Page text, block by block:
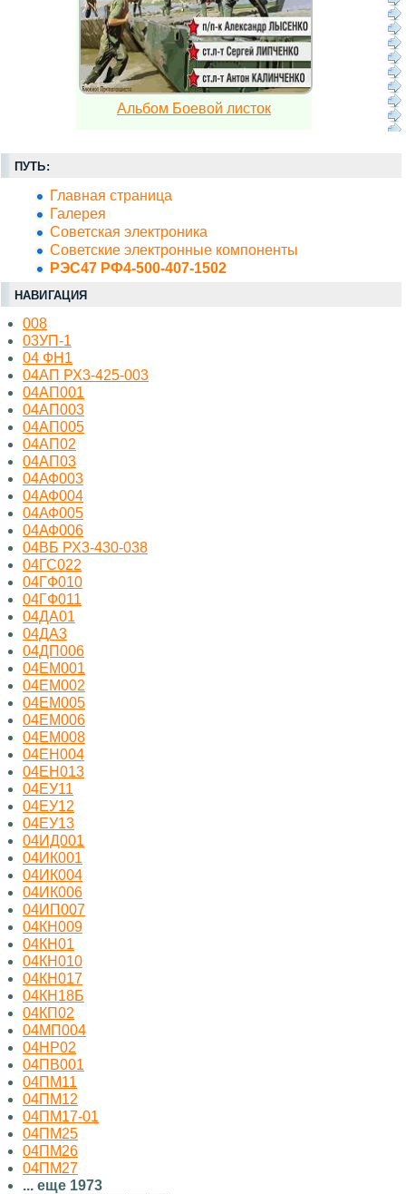
Альбом Боевой листок
ПУТЬ:
Главная страница
Галерея
Советская электроника
Советские электронные компоненты
РЭС47 РФ4-500-407-1502
НАВИГАЦИЯ
008
03УП-1
04 ФН1
04АП РХ3-425-003
04АП001
04АП003
04АП005
04АП02
04АП03
04АФ003
04АФ004
04АФ005
04АФ006
04ВБ РХ3-430-038
04ГС022
04ГФ010
04ГФ011
04ДА01
04ДА3
04ДП006
04ЕМ001
04ЕМ002
04ЕМ005
04ЕМ006
04ЕМ008
04ЕН004
04ЕН013
04ЕУ11
04ЕУ12
04ЕУ13
04ИД001
04ИК001
04ИК004
04ИК006
04ИП007
04КН009
04КН01
04КН010
04КН017
04КН18Б
04КП02
04МП004
04НР02
04ПВ001
04ПМ11
04ПМ12
04ПМ17-01
04ПМ25
04ПМ26
04ПМ27
... еще 1973